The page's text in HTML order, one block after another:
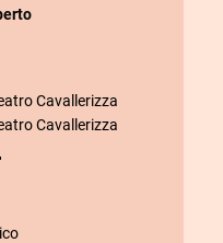
Cavallerizza
Cavallerizza